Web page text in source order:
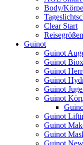
Body/
Clear Start
Reisegrößen
Guinot
Guinot
Guinot
Guinot
Guinot
Guinot
Guinot
Guinot
Guinot
Guinot